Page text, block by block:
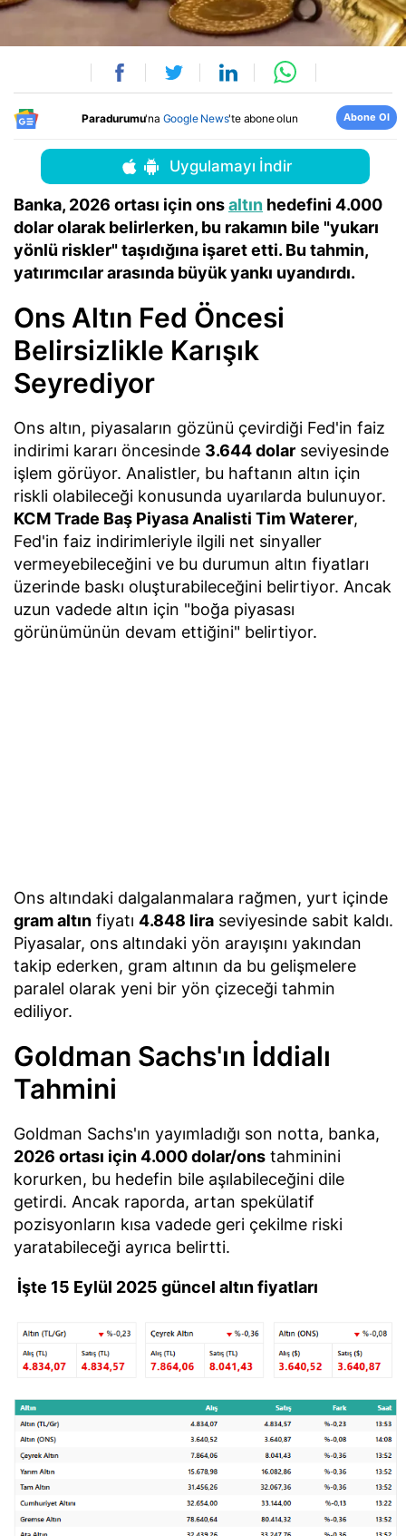
Paradurumu'na Google News'te abone olun Abone Ol
Uygulamayı İndir
Banka, 2026 ortası için onsaltın hedefini 4.000
dolar olarak belirlerken, bu rakamın bile "yukarı
yönlü riskler" taşıdığına işaret etti. Bu tahmin,
yatırımcılar arasında büyük yankı uyandırdı.
Ons Altın Fed Öncesi
Belirsizlikle Karışık
Seyrediyor
Ons altın, piyasaların gözünü çevirdiği Fed'in faiz
indirimi kararı öncesinde 3.644 dolar seviyesinde
işlem görüyor. Analistler, bu haftanın altın için
riskli olabileceği konusunda uyarılarda bulunuyor.
KCM Trade Baş Piyasa Analisti Tim Waterer,
Fed'in faiz indirimleriyle ilgili net sinyaller
vermeyebileceğini ve bu durumun altın fiyatları
üzerinde baskı oluşturabileceğini belirtiyor. Ancak
uzun vadede altın için "boğa piyasası
görünümünün devam ettiğini" belirtiyor.
Ons altındaki dalgalanmalara rağmen, yurt içinde
gram altın fiyatı 4.848 lira seviyesinde sabit kaldı.
Piyasalar, ons altındaki yön arayışını yakından
takip ederken, gram altının da bu gelişmelere
paralel olarak yeni bir yön çizeceği tahmin
ediliyor.
Goldman Sachs'ın İddialı
Tahmini
Goldman Sachs'ın yayımladığı son notta, banka,
2026 ortası için 4.000 dolar/ons tahminini
korurken, bu hedefin bile aşılabileceğini dile
getirdi. Ancak raporda, artan spekülatif
pozisyonların kısa vadede geri çekilme riski
yaratabileceği ayrıca belirtti.
İşte 15 Eylül 2025 güncel altın fiyatları